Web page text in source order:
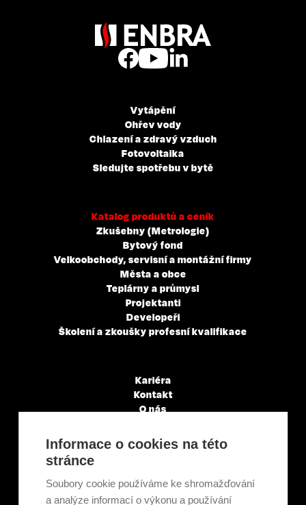
Vytápění
Ohřev vody
Chlazení a zdravý vzduch
Fotovoltaika
Sledujte spotřebu v bytě
Katalog produktů a ceník
Zkušebny (Metrologie)
Bytový fond
Velkoobchody, servisní a montážní firmy
Města a obce
Teplárny a průmysl
Projektanti
Developeři
Školení a zkoušky profesní kvalifikace
Kariéra
Kontakt
O nás
Články a novinky
GDPR & Cookies
Ekologická recyklace
Projekty EU
Informace o cookies na této
stránce
Soubory cookie používáme ke shromažďování
a analýze informací o výkonu a používání